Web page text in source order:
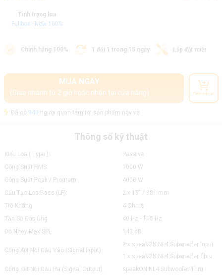
Tình trạng loa
Fullbox - New 100%
Chính hãng 100% 1 đổi 1 trong 15 ngày Lắp đặt miễn phí
MUA NGAY
(Giao nhanh từ 2 giờ hoặc nhận tại cửa hàng) Thêm vào giỏ
Đã có 940 người quan tâm tới sản phẩm này và
Thông số kỹ thuật
Kiểu Loa ( Type ):
Passive
Công Suất RMS:
1000 W
Công Suất Peak / Program:
4000 W
Cấu Tạo Loa Bass (LF):
2 x 15" / 381 mm
Trở Kháng:
4 Ohms
Tần Số Đáp Ứng:
40 Hz - 115 Hz
Độ Nhạy Max SPL:
143 dB
Cổng Kết Nối Đầu Vào (Signal Input):
2 x speakON NL4 Subwoofer Input
1 x speakON NL4 Subwoofer Thru
Cổng Kết Nối Đầu Ra (Signal Output):
speakON NL4 Subwoofer Thru